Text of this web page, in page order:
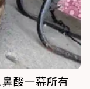
酸一幕所有